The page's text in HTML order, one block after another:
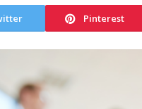
Pinterest